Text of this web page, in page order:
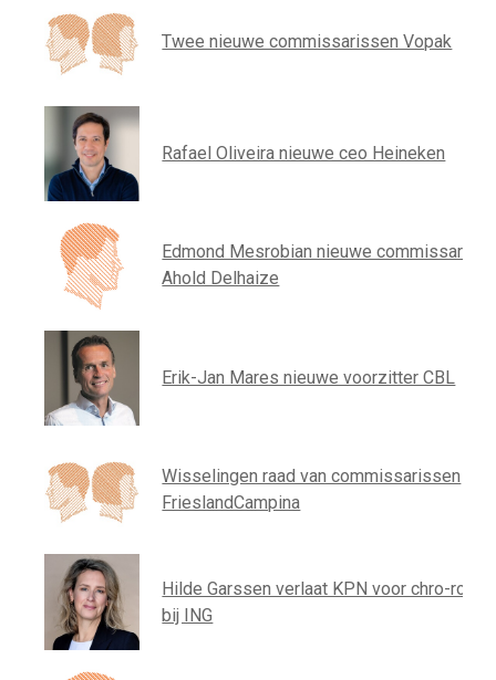
Twee nieuwe commissarissen Vopak
Rafael Oliveira nieuwe ceo Heineken
Edmond Mesrobian nieuwe commissaris
Ahold Delhaize
Erik-Jan Mares nieuwe voorzitter CBL
Wisselingen raad van commissarissen
FrieslandCampina
Hilde Garssen verlaat KPN voor chro-rol
bij ING